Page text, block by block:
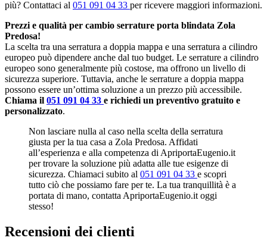
più? Contattaci al 051 091 04 33 per ricevere maggiori informazioni.
Prezzi e qualità per cambio serrature porta blindata Zola
Predosa!
La scelta tra una serratura a doppia mappa e una serratura a cilindro
europeo può dipendere anche dal tuo budget. Le serrature a cilindro
europeo sono generalmente più costose, ma offrono un livello di
sicurezza superiore. Tuttavia, anche le serrature a doppia mappa
possono essere un’ottima soluzione a un prezzo più accessibile.
Chiama il 051 091 04 33 e richiedi un preventivo gratuito e
personalizzato.
Non lasciare nulla al caso nella scelta della serratura
giusta per la tua casa a Zola Predosa. Affidati
all’esperienza e alla competenza di ApriportaEugenio.it
per trovare la soluzione più adatta alle tue esigenze di
sicurezza. Chiamaci subito al 051 091 04 33 e scopri
tutto ciò che possiamo fare per te. La tua tranquillità è a
portata di mano, contatta ApriportaEugenio.it oggi
stesso!
Recensioni dei clienti